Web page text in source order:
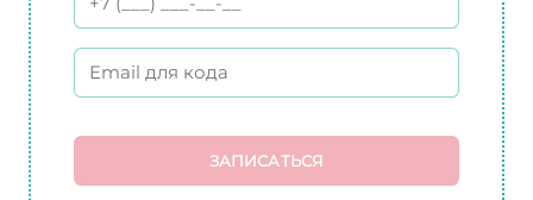
ЗАПИСАТЬСЯ